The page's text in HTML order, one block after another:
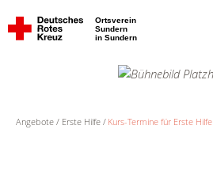
Ortsverein
Sundern
in Sundern
Angebote Erste Hilfe Kurs-Termine für Erste Hilfe